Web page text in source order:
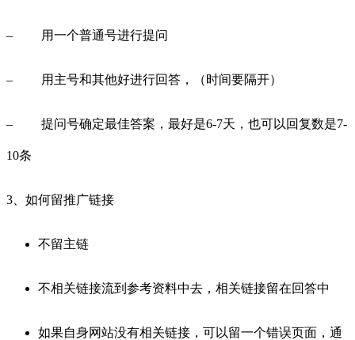
– 用一个普通号进行提问
– 用主号和其他好进行回答，（时间要隔开）
– 提问号确定最佳答案，最好是6-7天，也可以回复数是7-
10条
3、如何留推广链接
不留主链
不相关链接流到参考资料中去，相关链接留在回答中
如果自身网站没有相关链接，可以留一个错误页面，通